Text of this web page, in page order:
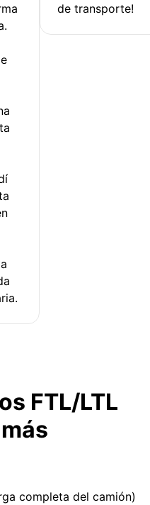
de transporte!
FTL/LTL
completa del camión)